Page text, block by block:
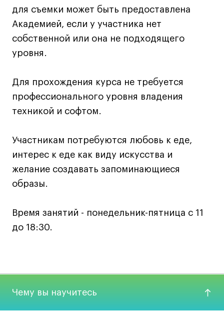
Навыки предпринимателя и управленца
Искусство
Фотография
Очно + онлайн
Техникум
Специалист кино- и медиапродакшена
Цифровой маркетолог
Технолог-конструктор одежды
для съемки может быть предоставлена
Академией, если у участника нет
собственной или она не подходящего
уровня.
Для прохождения курса не требуется
профессионального уровня владения
техникой и софтом.
Участникам потребуются любовь к еде,
интерес к еде как виду искусства и
желание создавать запоминающиеся
образы.
Время занятий - понедельник-пятница с 11
до 18:30.
Чему вы научитесь